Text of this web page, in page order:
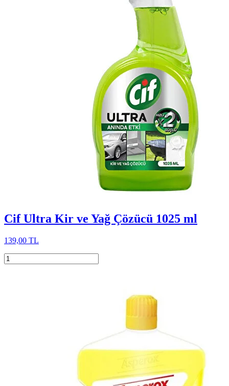
Cif Ultra Kir ve Yağ Çözücü 1025 ml
139,00 TL